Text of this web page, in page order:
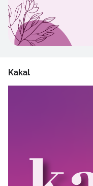
Kakal